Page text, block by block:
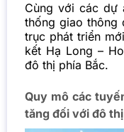
Cùng với các dự
thống giao thông
trục phát triển
kết Hạ Long –
đô thị phía Bắc.
Quy mô các
tăng đối với đô